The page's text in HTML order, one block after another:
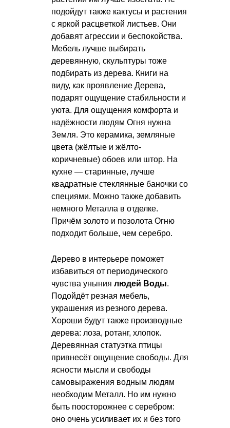
подойдут также кактусы и растения
с яркой расцветкой листьев. Они
добавят агрессии и беспокойства.
Мебель лучше выбирать
деревянную, скульптуры тоже
подбирать из дерева. Книги на
виду, как проявление Дерева,
подарят ощущение стабильности и
уюта. Для ощущения комфорта и
надёжности людям Огня нужна
Земля. Это керамика, земляные
цвета (жёлтые и жёлто-
коричневые) обоев или штор. На
кухне — старинные, лучше
квадратные стеклянные баночки со
специями. Можно также добавить
немного Металла в отделке.
Причём золото и позолота Огню
подходит больше, чем серебро.
Дерево в интерьере поможет
избавиться от периодического
чувства уныния людей Воды.
Подойдёт резная мебель,
украшения из резного дерева.
Хороши будут также производные
дерева: лоза, ротанг, хлопок.
Деревянная статуэтка птицы
привнесёт ощущение свободы. Для
ясности мысли и свободы
самовыражения водным людям
необходим Металл. Но им нужно
быть поосторожнее с серебром:
оно очень усиливает их и без того